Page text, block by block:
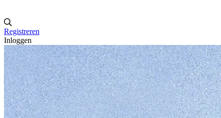
Registreren
Inloggen